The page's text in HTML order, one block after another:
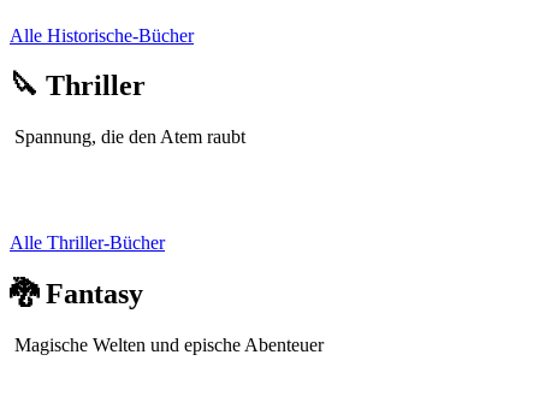
Alle Historische-Bücher
🔪 Thriller
Spannung, die den Atem raubt
Alle Thriller-Bücher
🐉 Fantasy
Magische Welten und epische Abenteuer